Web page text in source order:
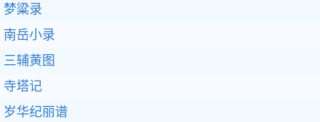
梦粱录
南岳小录
三辅黄图
寺塔记
岁华纪丽谱